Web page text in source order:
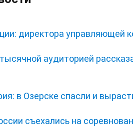
директора управляющей
аудиторией
в Озерске спасли и
съехались на